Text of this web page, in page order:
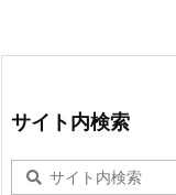
サイト内検索